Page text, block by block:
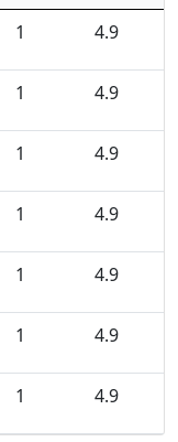
1 4.9
1 4.9
1 4.9
1 4.9
1 4.9
1 4.9
1 4.9